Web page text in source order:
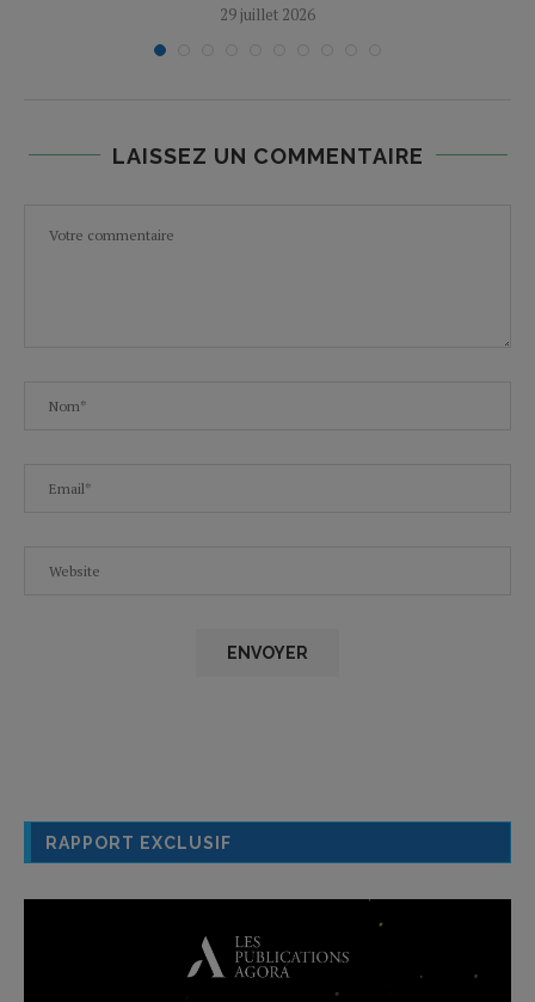
29 juillet 2026
LAISSEZ UN COMMENTAIRE
RAPPORT EXCLUSIF